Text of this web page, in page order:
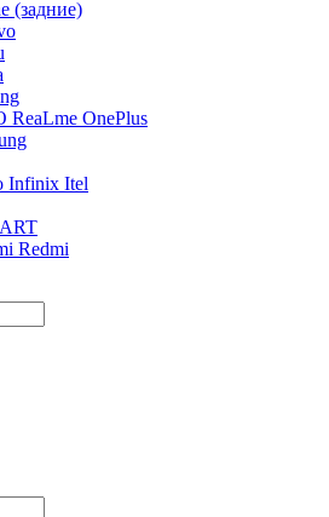
(задние)
ReaLme OnePlus
Infinix Itel
Redmi